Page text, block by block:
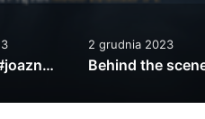
Behind the scenes…. z planu klipu Kała…
20 listopada 2023